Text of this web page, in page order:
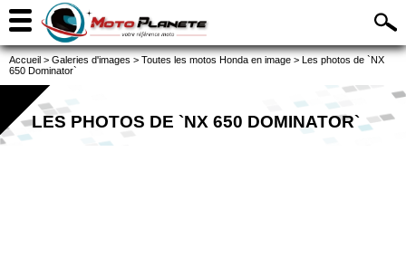
Accueil > Galeries d'images > Toutes les motos Honda en image > Les photos de `NX
650 Dominator`
LES PHOTOS DE `NX 650 DOMINATOR`